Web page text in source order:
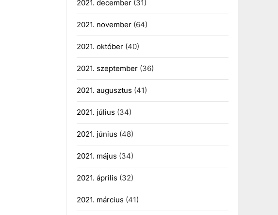
2021. december(31)
2021. november(64)
2021. október(40)
2021. szeptember(36)
2021. augusztus (41)
2021. július (34)
2021. június (48)
2021. május (34)
2021. április (32)
2021. március (41)